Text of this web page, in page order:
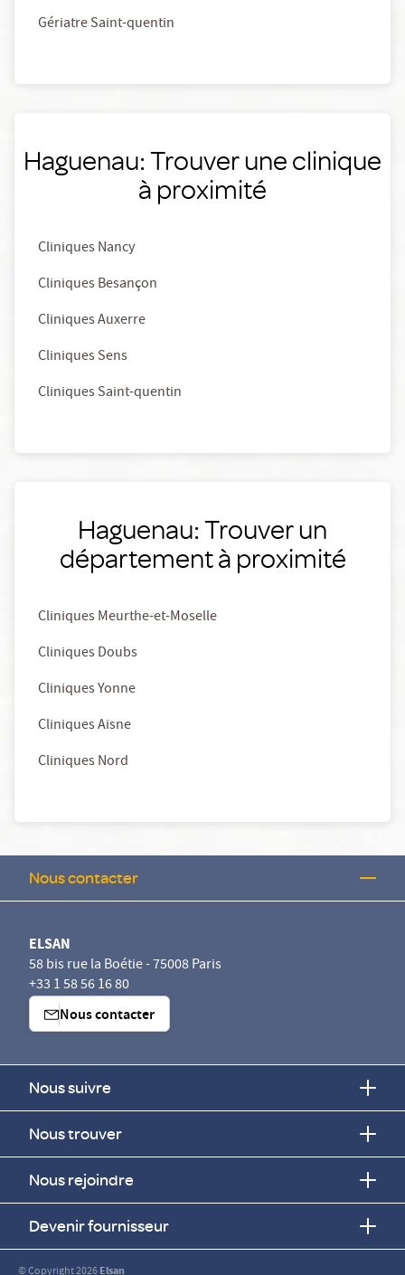
Gériatre Saint-quentin
Haguenau: Trouver une clinique
à proximité
Cliniques Nancy
Cliniques Besançon
Cliniques Auxerre
Cliniques Sens
Cliniques Saint-quentin
Haguenau: Trouver un
département à proximité
Cliniques Meurthe-et-Moselle
Cliniques Doubs
Cliniques Yonne
Cliniques Aisne
Cliniques Nord
Nous contacter
ELSAN
58 bis rue la Boétie - 75008 Paris
+33 1 58 56 16 80
Nous contacter
Nous suivre
Nous trouver
Nous rejoindre
Devenir fournisseur
Elsan